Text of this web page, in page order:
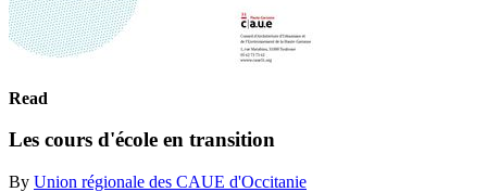
Read
Les cours d'école en transition
By Union régionale des CAUE d'Occitanie